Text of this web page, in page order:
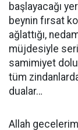
başlayacağı
beynin fırsat
ağlattığı,
müjdesiyle
samimiyet dolu
tüm
dualar…
Allah